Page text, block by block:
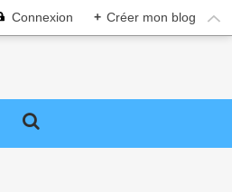
Connexion + Créer mon blog